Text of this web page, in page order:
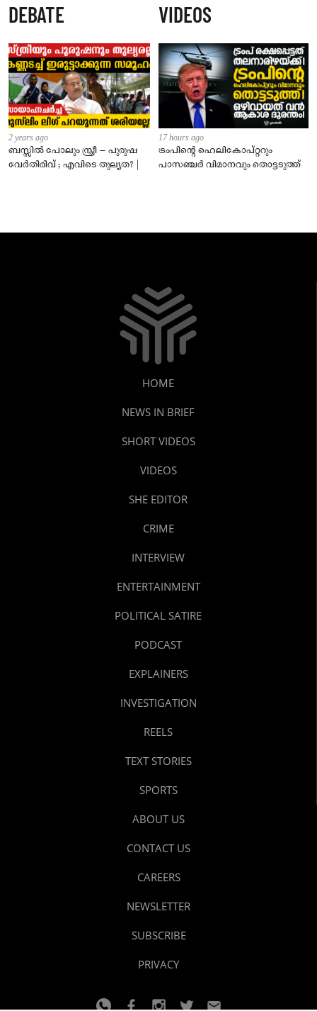
നാട്ടുകാർക്കെതിരെ കേസ്
DEBATE
2 years ago
ബസ്സിൽ പോലും സ്ത്രീ – പുരുഷ
വേർതിരിവ് ; എവിടെ തുല്യത? |
VIDEOS
17 hours ago
ട്രംപിന്റെ ഹെലികോപ്റ്ററും
പാസഞ്ചര്‍ വിമാനവും തൊട്ടടുത്ത്
HOME
NEWS IN BRIEF
SHORT VIDEOS
VIDEOS
SHE EDITOR
CRIME
INTERVIEW
ENTERTAINMENT
POLITICAL SATIRE
PODCAST
EXPLAINERS
INVESTIGATION
REELS
TEXT STORIES
SPORTS
ABOUT US
CONTACT US
CAREERS
NEWSLETTER
SUBSCRIBE
PRIVACY